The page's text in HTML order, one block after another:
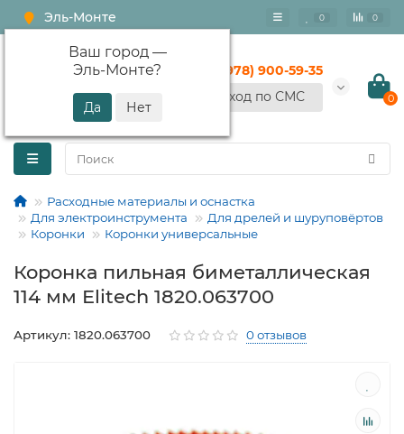
Эль-Монте
Ваш город —
Эль-Монте?
0 0
+7 (978) 900-59-35
Вход по СМС
0
Расходные материалы и оснастка
Для электроинструмента
Для дрелей и шуруповёртов
Коронки
Коронки универсальные
Коронка пильная биметаллическая
114 мм Elitech 1820.063700
Артикул: 1820.063700 0 отзывов